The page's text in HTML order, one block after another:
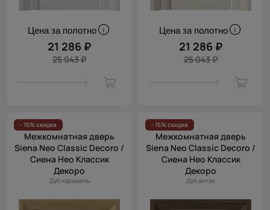
Цена за полотно
21 286 ₽
25 043 ₽
Цена за полотно
21 286 ₽
25 043 ₽
- 15% скидка
Межкомнатная дверь
Siena Neo Classic Decoro /
Сиена Нео Классик
Декоро
Дуб карамель
- 15% скидка
Межкомнатная дверь
Siena Neo Classic Decoro /
Сиена Нео Классик
Декоро
Дуб антик